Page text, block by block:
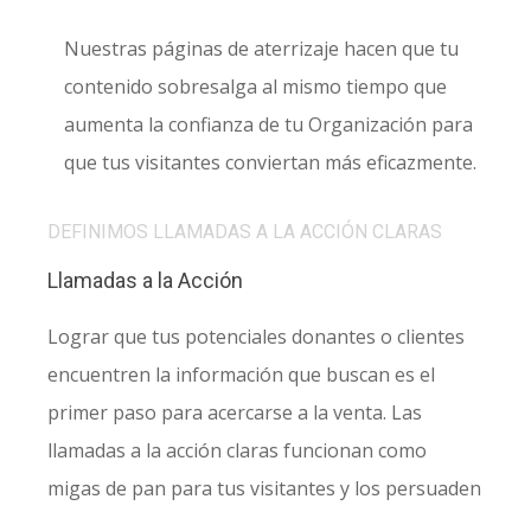
Nuestras páginas de aterrizaje hacen que tu
contenido sobresalga al mismo tiempo que
aumenta la confianza de tu Organización para
que tus visitantes conviertan más eficazmente.
DEFINIMOS LLAMADAS A LA ACCIÓN CLARAS
Llamadas a la Acción
Lograr que tus potenciales donantes o clientes
encuentren la información que buscan es el
primer paso para acercarse a la venta. Las
llamadas a la acción claras funcionan como
migas de pan para tus visitantes y los persuaden